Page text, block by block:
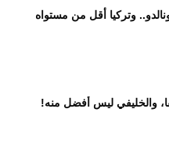
وتركيا أقل من مستواه
والخليفي ليس أفضل منه!